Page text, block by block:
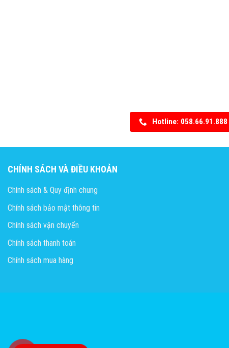
Hotline: 058.66.91.888
CHÍNH SÁCH VÀ ĐIỀU KHOẢN
Chính sách & Quy định chung
Chính sách bảo mật thông tin
Chính sách vận chuyển
Chính sách thanh toán
Chính sách mua hàng